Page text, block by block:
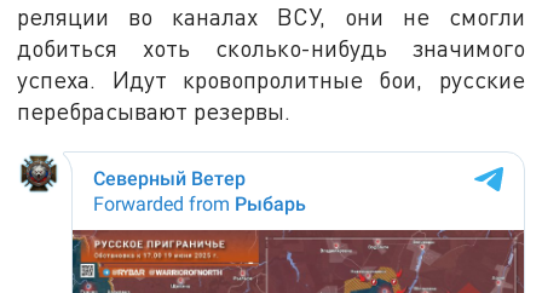
реляции во каналах ВСУ, они не смогли
добиться хоть сколько-нибудь значимого
успеха. Идут кровопролитные бои, русские
перебрасывают резервы.